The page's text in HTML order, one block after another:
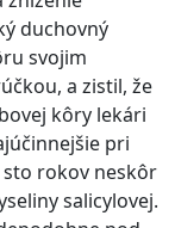
duchovný
svojim
a zistil, že
kôry lekári
pri
rokov neskôr
salicylovej.